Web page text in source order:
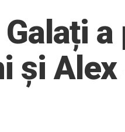
și Alex